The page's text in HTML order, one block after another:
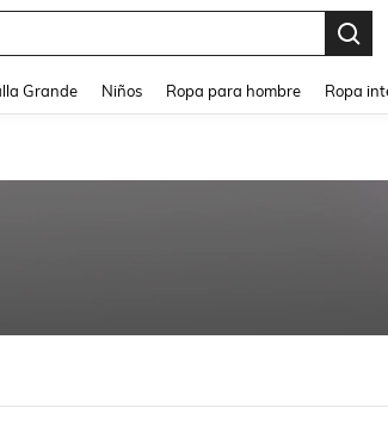
Grande Niños Ropa para hombre Ropa